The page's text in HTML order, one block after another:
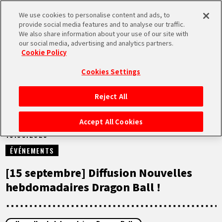
MEN
ACCUEIL
NEWS
À NE PAS MANQUER
VIDÉOS
15.09.2025
ÉVÉNEMENTS
[15 septembre] Diffusion Nouvelles
hebdomadaires Dragon Ball !
We use cookies to personalise content and ads, to
provide social media features and to analyse our traffic.
We also share information about your use of our site with
our social media, advertising and analytics partners.
Cookie Policy
Cookies Settings
Reject All
Accept All Cookies